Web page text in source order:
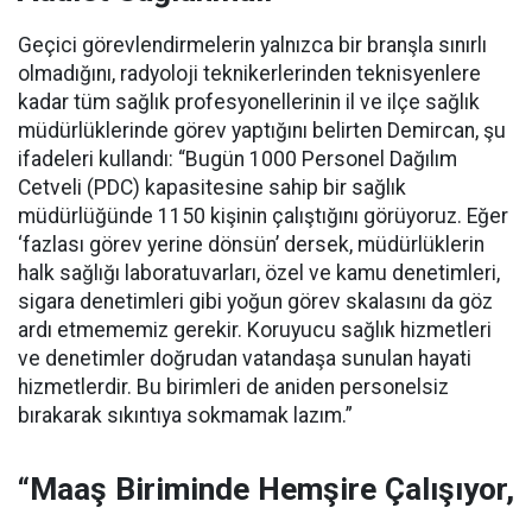
Geçici görevlendirmelerin yalnızca bir branşla sınırlı
olmadığını, radyoloji teknikerlerinden teknisyenlere
kadar tüm sağlık profesyonellerinin il ve ilçe sağlık
müdürlüklerinde görev yaptığını belirten Demircan, şu
ifadeleri kullandı: “Bugün 1000 Personel Dağılım
Cetveli (PDC) kapasitesine sahip bir sağlık
müdürlüğünde 1150 kişinin çalıştığını görüyoruz. Eğer
‘fazlası görev yerine dönsün’ dersek, müdürlüklerin
halk sağlığı laboratuvarları, özel ve kamu denetimleri,
sigara denetimleri gibi yoğun görev skalasını da göz
ardı etmememiz gerekir. Koruyucu sağlık hizmetleri
ve denetimler doğrudan vatandaşa sunulan hayati
hizmetlerdir. Bu birimleri de aniden personelsiz
bırakarak sıkıntıya sokmamak lazım.”
“Maaş Biriminde Hemşire Çalışıyor,